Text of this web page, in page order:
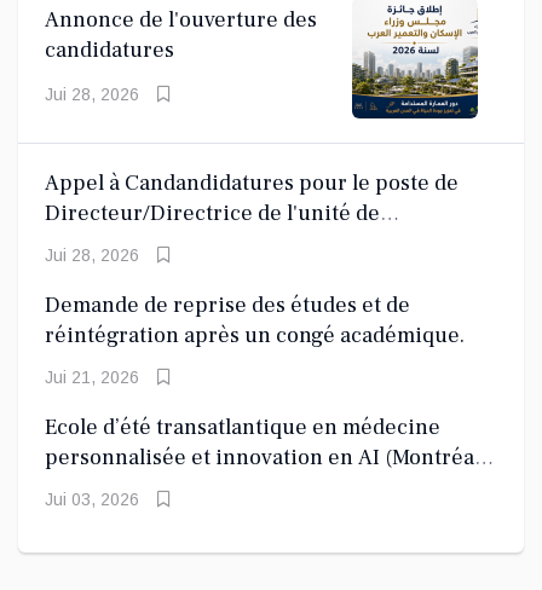
Annonce de l'ouverture des
candidatures
Jui 28, 2026
Appel à Candandidatures pour le poste de
Directeur/Directrice de l'unité de
coordination de la Décennie des Nations
Jui 28, 2026
Demande de reprise des études et de
réintégration après un congé académique.
Jui 21, 2026
Ecole d’été transatlantique en médecine
personnalisée et innovation en AI (Montréal
2026)
Jui 03, 2026